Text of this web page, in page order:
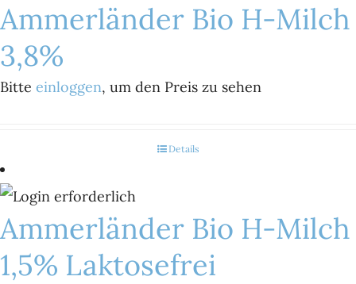
Ammerländer Bio H-Milch
3,8%
Bitte einloggen, um den Preis zu sehen
Details
Ammerländer Bio H-Milch
1,5% Laktosefrei